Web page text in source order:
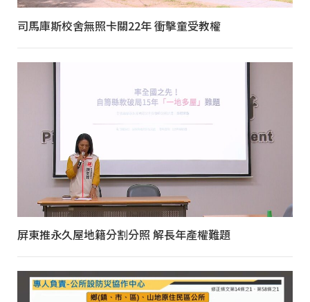
司馬庫斯校舍無照卡關22年 衝擊童受教權
屏東推永久屋地籍分割分照 解長年產權難題